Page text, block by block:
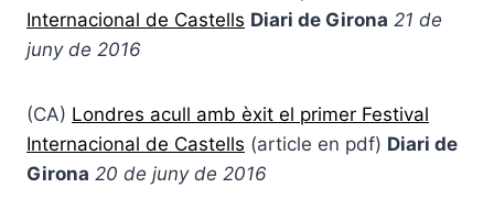
Internacional de Castells Diari de Girona 21 de
juny de 2016
(CA) Londres acull amb èxit el primer Festival
Internacional de Castells (article en pdf) Diari de
Girona 20 de juny de 2016